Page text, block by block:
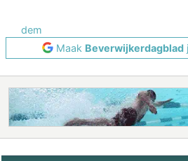
dem
Maak Beverwijkerdagblad